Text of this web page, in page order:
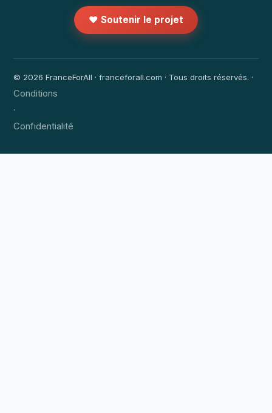
❤️ Soutenir le projet
© 2026 FranceForAll · franceforall.com · Tous droits réservés. ·
Conditions
·
Confidentialité